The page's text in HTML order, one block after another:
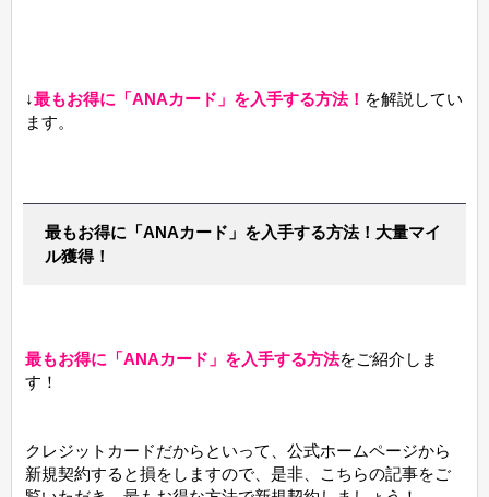
↓最もお得に「ANAカード」を入手する方法！ を解説してい
ます。
最もお得に「ANAカード」を入手する方法！大量マイ
ル獲得！
最もお得に「ANAカード」を入手する方法をご紹介しま
す！
クレジットカードだからといって、公式ホームページから
新規契約すると損をしますので、是非、こちらの記事をご